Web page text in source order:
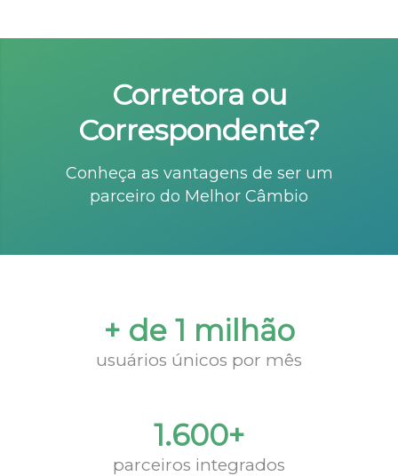
Corretora ou
Correspondente?
Conheça as vantagens de ser um
parceiro do Melhor Câmbio
+ de 1 milhão
usuários únicos por mês
1.600+
parceiros integrados